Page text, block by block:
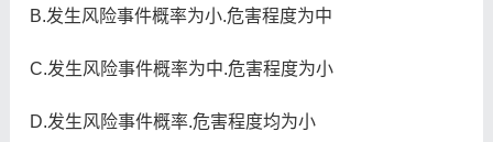
B.发生风险事件概率为小.危害程度为中
C.发生风险事件概率为中.危害程度为小
D.发生风险事件概率.危害程度均为小